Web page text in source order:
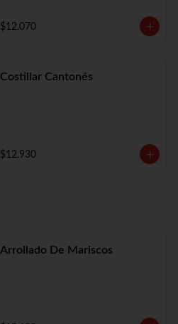
$12.070
Costillar Cantonés
$12.930
Arrollado De Mariscos